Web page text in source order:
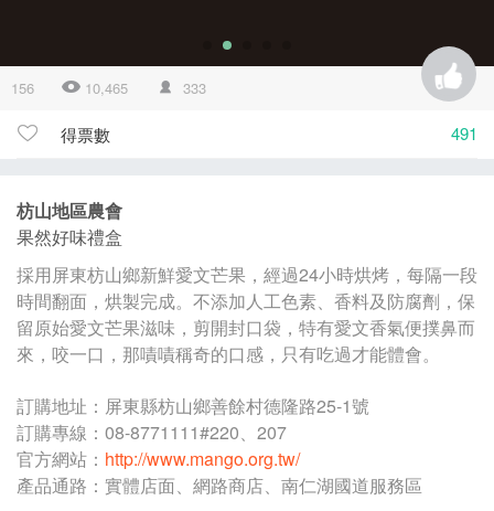
156 10,465 333
得票數 491
枋山地區農會
果然好味禮盒
採用屏東枋山鄉新鮮愛文芒果，經過24小時烘烤，每隔一段
時間翻面，烘製完成。不添加人工色素、香料及防腐劑，保
留原始愛文芒果滋味，剪開封口袋，特有愛文香氣便撲鼻而
來，咬一口，那嘖嘖稱奇的口感，只有吃過才能體會。
訂購地址：屏東縣枋山鄉善餘村德隆路25-1號
訂購專線：08-8771111#220、207
官方網站： http://www.mango.org.tw/
產品通路：實體店面、網路商店、南仁湖國道服務區